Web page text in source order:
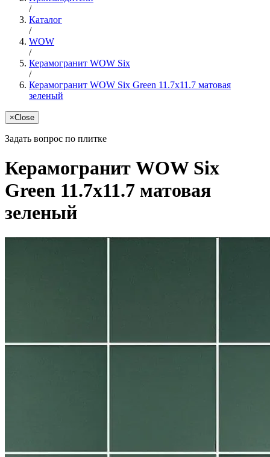
/
Каталог
/
WOW
/
Керамогранит WOW Six
/
Керамогранит WOW Six Green 11.7x11.7 матовая
зеленый
×Close
Задать вопрос по плитке
Керамогранит WOW Six
Green 11.7x11.7 матовая
зеленый